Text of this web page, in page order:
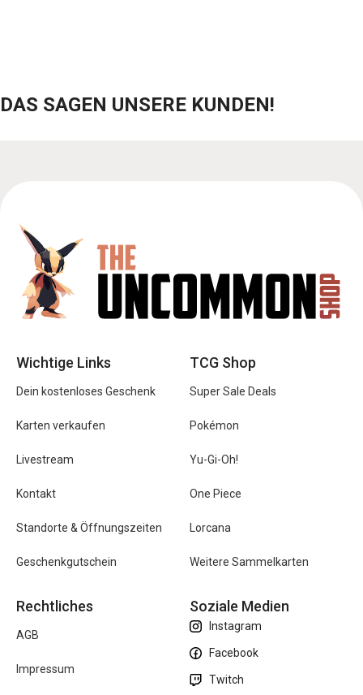
DAS SAGEN UNSERE KUNDEN!
Wichtige Links
Dein kostenloses Geschenk
Karten verkaufen
Livestream
Kontakt
Standorte & Öffnungszeiten
Geschenkgutschein
TCG Shop
Super Sale Deals
Pokémon
Yu-Gi-Oh!
One Piece
Lorcana
Weitere Sammelkarten
Rechtliches
AGB
Impressum
Soziale Medien
Instagram
Facebook
Twitch